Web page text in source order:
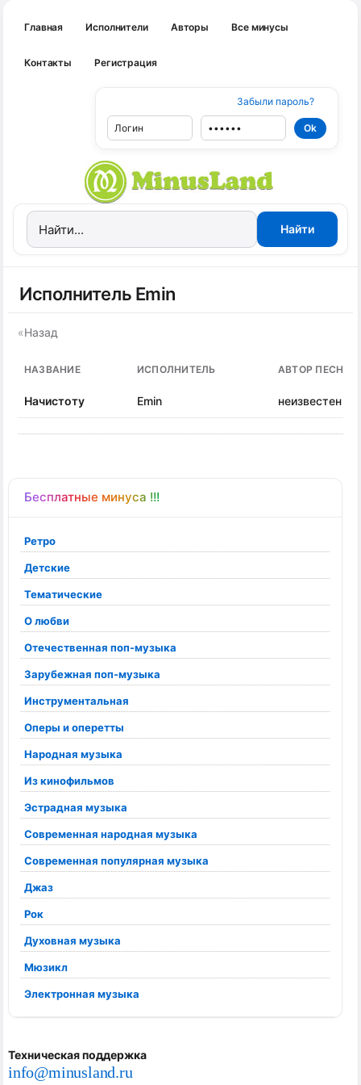
Главная Исполнители Авторы Все минусы
Контакты Регистрация
Забыли пароль?
Бесплатные минуса !!!
Ретро
Детские
Тематические
О любви
Отечественная поп-музыка
Зарубежная поп-музыка
Инструментальная
Оперы и оперетты
Народная музыка
Из кинофильмов
Эстрадная музыка
Современная народная музыка
Современная популярная музыка
Джаз
Рок
Духовная музыка
Мюзикл
Электронная музыка
Техническая поддержка
info@minusland.ru
Исполнитель Emin
«Назад
НАЗВАНИЕ ИСПОЛНИТЕЛЬ АВТОР ПЕСНИ
Начистоту Emin неизвестен